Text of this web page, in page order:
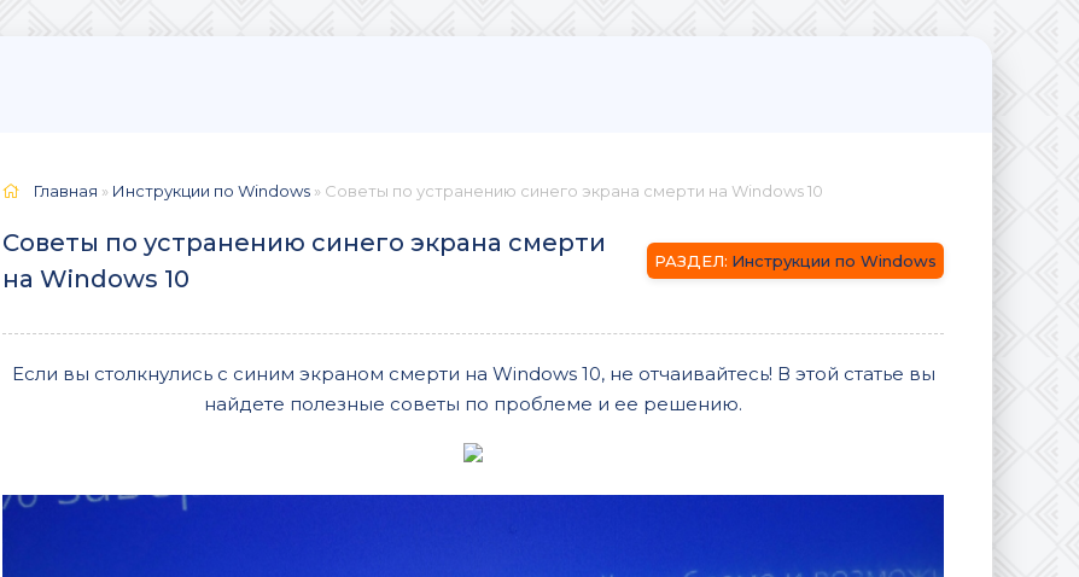
Главная » Инструкции по Windows » Советы по устранению синего экрана смерти на Windows 10
Советы по устранению синего экрана смерти
на Windows 10
Инструкции по Windows
Если вы столкнулись с синим экраном смерти на Windows 10, не отчаивайтесь! В этой статье вы
найдете полезные советы по проблеме и ее решению.